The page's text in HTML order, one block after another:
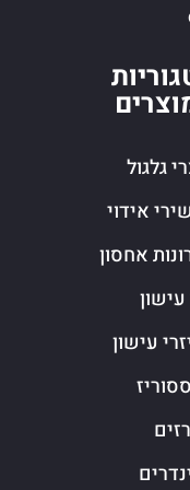
גלגול
אידוי
אחסון
עישון